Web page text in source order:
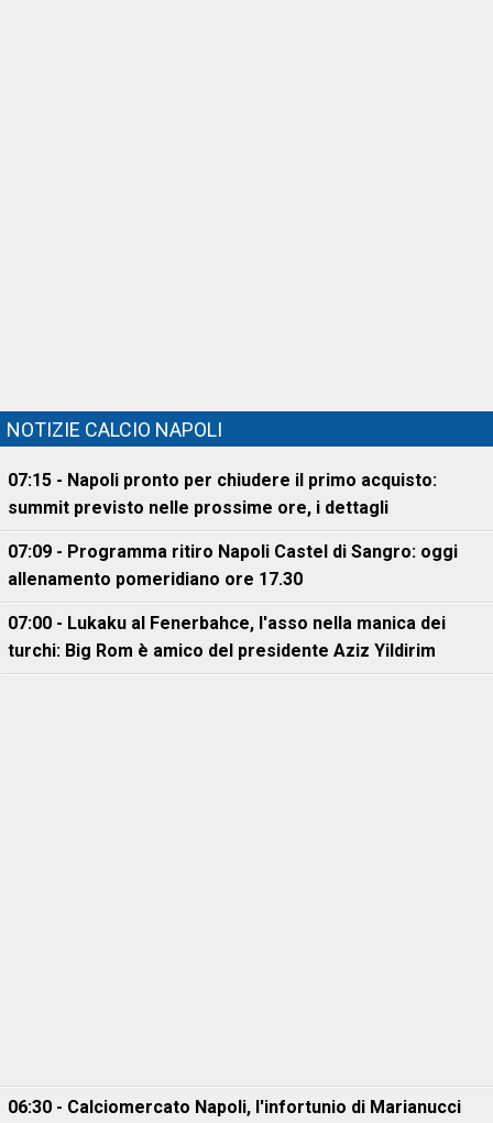
NOTIZIE CALCIO NAPOLI
07:15 - Napoli pronto per chiudere il primo acquisto:
summit previsto nelle prossime ore, i dettagli
07:09 - Programma ritiro Napoli Castel di Sangro: oggi
allenamento pomeridiano ore 17.30
07:00 - Lukaku al Fenerbahce, l'asso nella manica dei
turchi: Big Rom è amico del presidente Aziz Yildirim
06:30 - Calciomercato Napoli, l'infortunio di Marianucci